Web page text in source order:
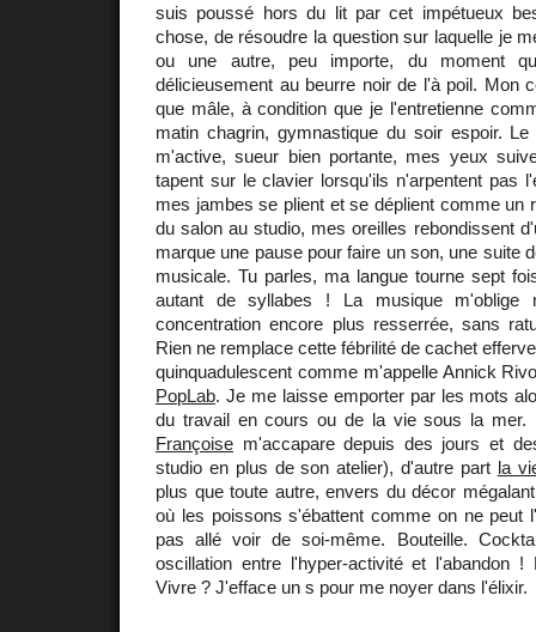
suis poussé hors du lit par cet impétueux
chose, de résoudre la question sur laquelle je
ou une autre, peu importe, du moment
délicieusement au beurre noir de l'à poil. Mon
que mâle, à condition que je l'entretienne
matin chagrin, gymnastique du soir espoir.
m'active, sueur bien portante, mes yeux
tapent sur le clavier lorsqu'ils n'arpentent pas
mes jambes se plient et se déplient comme un
du salon au studio, mes oreilles rebondissent
marque une pause pour faire un son, une suite
musicale. Tu parles, ma langue tourne sept
autant de syllabes ! La musique
concentration encore plus resserrée, sans
Rien ne remplace cette fébrilité de cachet
quinquadulescent comme m'appelle Annick
PopLab. Je me laisse emporter par les mots
du travail en cours ou de la vie sous la
Françoise m'accapare depuis des jours et
studio en plus de son atelier), d'autre part la
plus que toute autre, envers du décor
où les poissons s'ébattent comme on ne peut
pas allé voir de soi-même. Bouteille.
oscillation entre l'hyper-activité et l'abandon
Vivre ? J'efface un s pour me noyer dans l'élixir.